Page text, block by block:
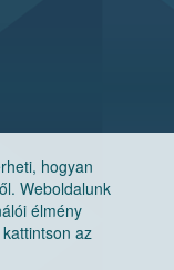
hogyan
Weboldalunk
élmény
az